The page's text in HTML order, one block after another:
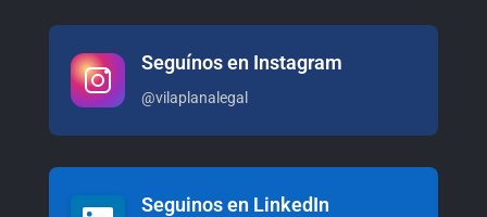
Seguínos en Instagram
@vilaplanalegal
Seguinos en LinkedIn